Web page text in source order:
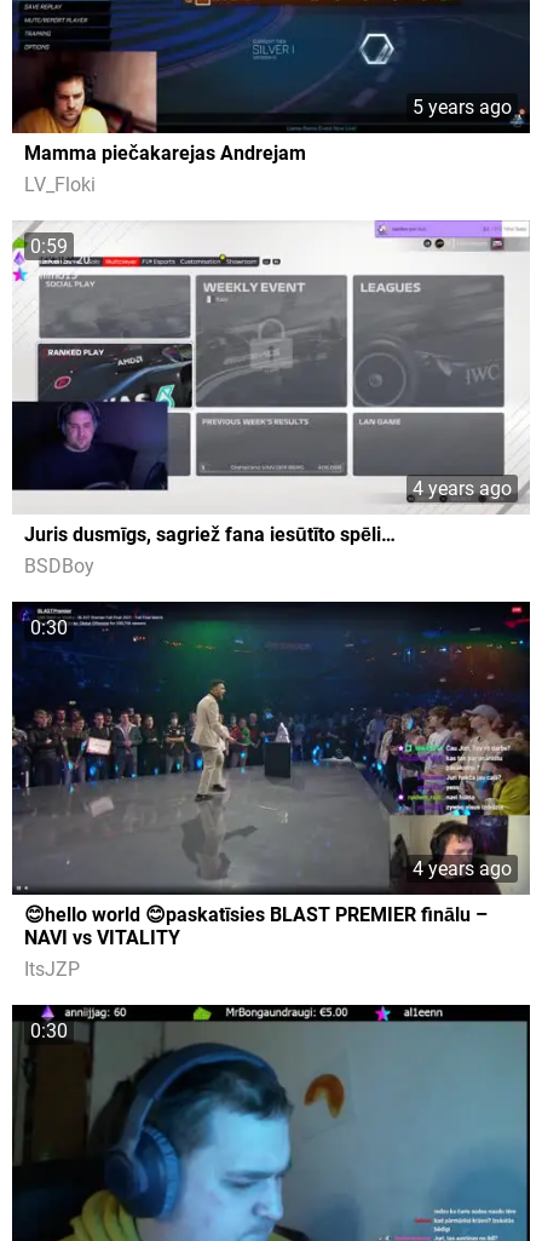
5 years ago
Mamma piečakarejas Andrejam
LV_Floki
0:59
4 years ago
Juris dusmīgs, sagriež fana iesūtīto spēli…
BSDBoy
0:30
4 years ago
😊hello world 😊paskatīsies BLAST PREMIER finālu –
NAVI vs VITALITY
ItsJZP
0:30